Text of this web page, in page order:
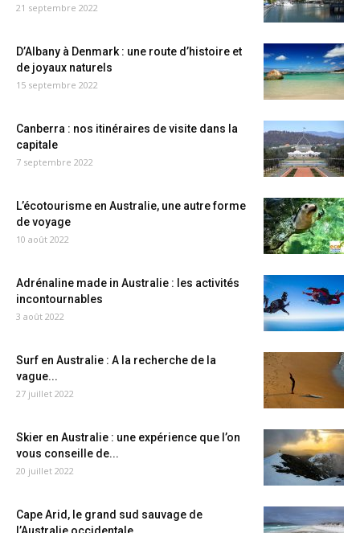
21 septembre 2022
D’Albany à Denmark : une route d’histoire et
de joyaux naturels
15 septembre 2022
Canberra : nos itinéraires de visite dans la
capitale
7 septembre 2022
L’écotourisme en Australie, une autre forme
de voyage
10 août 2022
Adrénaline made in Australie : les activités
incontournables
3 août 2022
Surf en Australie : A la recherche de la
vague...
27 juillet 2022
Skier en Australie : une expérience que l’on
vous conseille de...
20 juillet 2022
Cape Arid, le grand sud sauvage de